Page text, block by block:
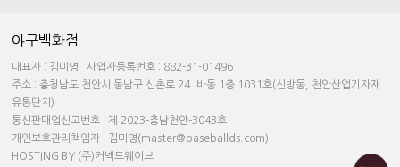
야구백화점
대표자 : 김미영 사업자등록번호 : 882-31-01496
주소 : 충청남도 천안시 동남구 신촌로 24. 바동 1층 1031호(신방동, 천안산업기자재
유통단지)
통신판매업신고번호 : 제 2023-충남천안-3043호
개인보호관리책임자 : 김미영(master@baseballds.com)
HOSTING BY (주)커넥트웨이브